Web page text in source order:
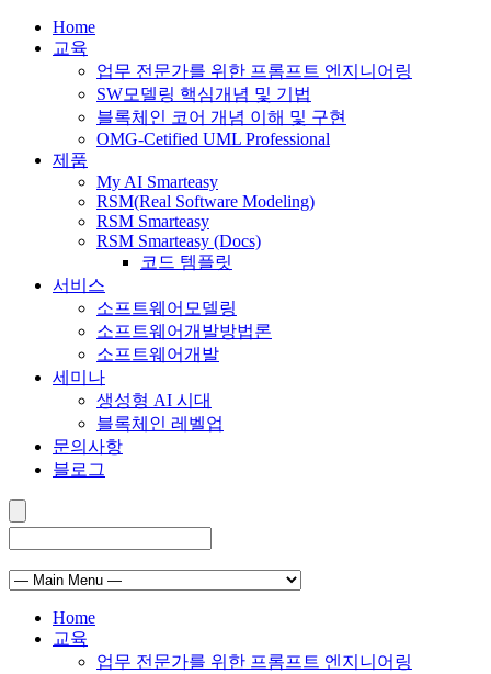
Home
교육
업무 전문가를 위한 프롬프트 엔지니어링
SW모델링 핵심개념 및 기법
블록체인 코어 개념 이해 및 구현
OMG-Cetified UML Professional
제품
My AI Smarteasy
RSM(Real Software Modeling)
RSM Smarteasy
RSM Smarteasy (Docs)
코드 템플릿
서비스
소프트웨어모델링
소프트웨어개발방법론
소프트웨어개발
세미나
생성형 AI 시대
블록체인 레벨업
문의사항
블로그
Home
교육
업무 전문가를 위한 프롬프트 엔지니어링